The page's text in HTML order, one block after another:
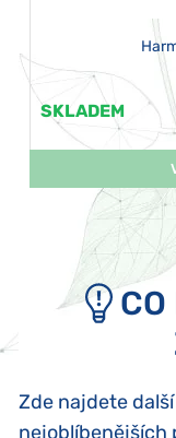
SKLADEM
CO
Zde najdete
nejoblíbenějších